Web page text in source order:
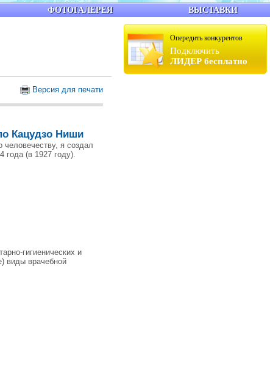
Опередить конкурентов
Подключить
ЛИДЕР бесплатно
Версия для печати
Кацудзо Ниши
я создал
года (в 1927 году).
гигиенических и
виды врачебной
ФОТОГАЛЕРЕЯ ВЫСТАВКИ